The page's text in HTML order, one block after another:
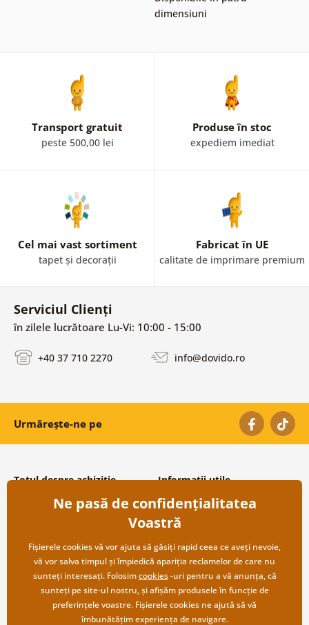
dimensiuni
Transport gratuit
peste 500,00 lei
Produse în stoc
expediem imediat
Cel mai vast sortiment
tapet și decorații
Fabricat în UE
calitate de imprimare premium
Serviciul Clienți
în zilele lucrătoare Lu-Vi: 10:00 - 15:00
+40 37 710 2270 info@dovido.ro
Urmărește-ne pe
Totul despre achiziție
Condiții și termeni generali
Protecția datelor personale
Transport și modalități de plată
Returnare
Informații utile
Despre noi
Întrebări frecvente
Contacte
Cooperare angro
Ne pasă de confidențialitatea
Voastră
Fișierele cookies vă vor ajuta să găsiți rapid ceea ce aveți nevoie,
vă vor salva timpul și împiedică apariția reclamelor de care nu
sunteți interesați. Folosimcookies-uri pentru a vă anunța, că
sunteți pe site-ul nostru, și afișăm produsele în funcție de
preferințele voastre. Fișierele cookies ne ajută să vă
îmbunătățim experiența de navigare.